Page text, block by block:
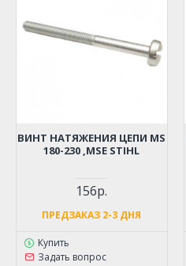
ВИНТ НАТЯЖЕНИЯ ЦЕПИ MS
180-230 ,MSE STIHL
156р.
ПРЕДЗАКАЗ 2-3 ДНЯ
Купить
Задать вопрос